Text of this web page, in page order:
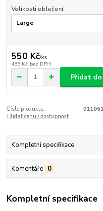
Velikosti oblečení
550 Kč/ks
455 Kč bez DPH
Přidat
Číslo produktu:
Hlídat cenu / dostupnost
Kompletní specifikace
Komentáře 0
Kompletní specifikace